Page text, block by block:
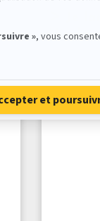
Je
Nicolas